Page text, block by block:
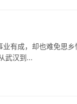
有成，却也难免思
武汉到…